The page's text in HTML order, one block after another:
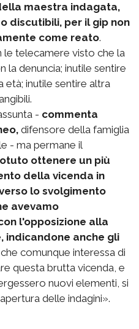
maestra indagata,
discutibili, per il gip non
come reato.
telecamere visto che la
la denuncia; inutile sentire
età; inutile sentire altra
- commenta
difensore della famiglia
- ma permane il
ottenere un più
della vicenda in
lo svolgimento
avevamo
l'opposizione alla
indicandone anche gli
comunque interessa di
questa brutta vicenda, e
nuovi elementi, si
delle indagini».